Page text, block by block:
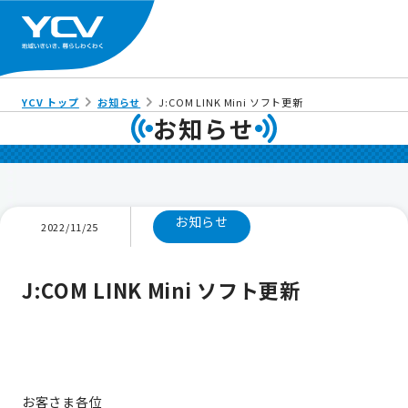
YCV トップ お知らせ J:COM LINK Mini ソフト更新
お知らせ
2022/11/25 お知らせ
J:COM LINK Mini ソフト更新
お客さま各位